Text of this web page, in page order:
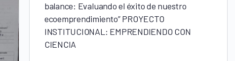
balance: Evaluando el éxito de nuestro
ecoemprendimiento” PROYECTO
INSTITUCIONAL: EMPRENDIENDO CON
CIENCIA